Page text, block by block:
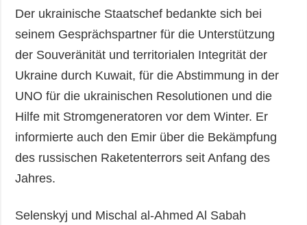
Der ukrainische Staatschef bedankte sich bei
seinem Gesprächspartner für die Unterstützung
der Souveränität und territorialen Integrität der
Ukraine durch Kuwait, für die Abstimmung in der
UNO für die ukrainischen Resolutionen und die
Hilfe mit Stromgeneratoren vor dem Winter. Er
informierte auch den Emir über die Bekämpfung
des russischen Raketenterrors seit Anfang des
Jahres.
Selenskyj und Mischal al-Ahmed Al Sabah